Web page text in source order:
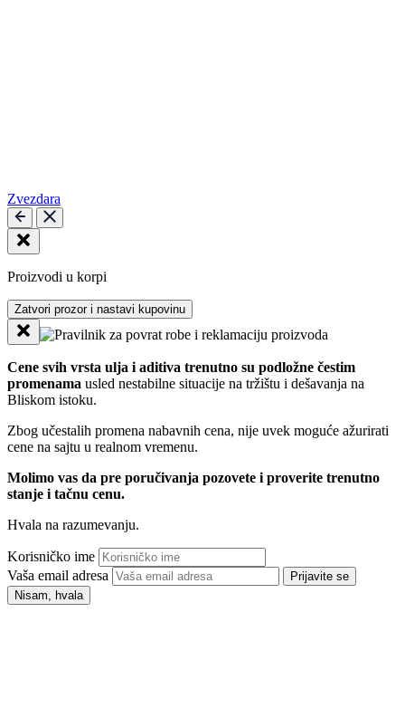
Zvezdara
Proizvodi u korpi
Zatvori prozor i nastavi kupovinu
Cene svih vrsta ulja i aditiva trenutno su podložne čestim
promenama usled nestabilne situacije na tržištu i dešavanja na
Bliskom istoku.
Zbog učestalih promena nabavnih cena, nije uvek moguće ažurirati
cene na sajtu u realnom vremenu.
Molimo vas da pre poručivanja pozovete i proverite trenutno
stanje i tačnu cenu.
Hvala na razumevanju.
Korisničko ime
Vaša email adresa
Prijavite se
Nisam, hvala